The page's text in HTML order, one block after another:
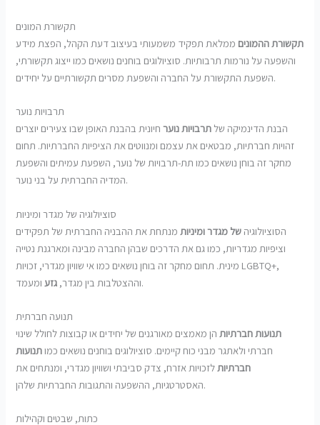
תקשורת המונים
תקשורת ההמונים ממלאת תפקיד משמעותי בעיצוב דעת הקהל, הפצת מידע
והשפעה על נורמות תרבותיות. סוציולוגים בוחנים נושאים כמו ייצוג תקשורתי,
השפעת התקשורת על החברה והשפעת מסרים תקשורתיים על יחידים.
תרבויות נוער
הבנת הדינמיקה של תרבויות נוערחיונית בהבנת האופן שבו צעירים יוצרים
זהויות חברתיות, מבטאים את עצמם ומנווטים את הציפיות החברתיות. תחום
מחקר זה בוחן נושאים כמו תת-תרבויות של נוער, השפעת עמיתים והשפעת
המדיה החברתית על בני נוער.
סוציולוגיה של מגדר ומיניות
הסוציולוגיה של מגדר ומיניות מנתחת את ההבניה החברתית של תפקידים
וציפיות מגדריות, כמו גם את הדרכים שבהן החברה מבינה ומארגנת נטייה
מינית. תחום מחקר זה בוחן נושאים כמו אי שוויון מגדרי, זכויות LGBTQ+,
וההצטלבות בין מגדר, גזע ומעמד.
תנועה חברתית
תנועות חברתיותהן מאמצים מאורגנים של יחידים או קבוצות לחולל שינוי
חברתי ולאתגר מבני כוח קיימים. סוציולוגים בוחנים נושאים כמותנועות
חברתיותלזכויות אזרח, צדק סביבתי ושוויון מגדרי, ומנתחים את
האסטרטגיות, ההשפעה והתגובות החברתיות שלהן.
כתות, שבטים וקהילות